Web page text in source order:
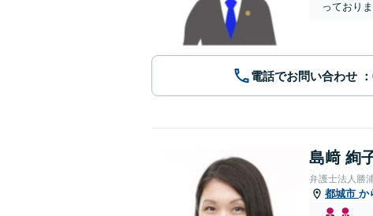
っており
電話でお問い合わせ
島﨑 絢
弁護士法人勝
都城市 か